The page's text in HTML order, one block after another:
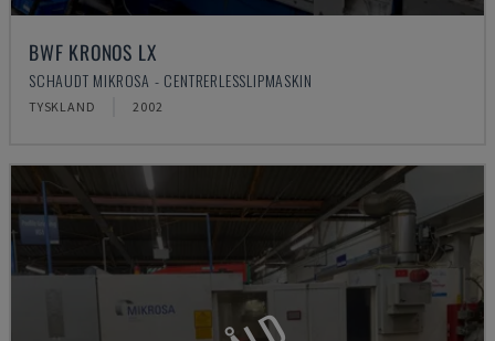
BWF KRONOS LX
SCHAUDT MIKROSA - CENTRERLESSLIPMASKIN
TYSKLAND 2002